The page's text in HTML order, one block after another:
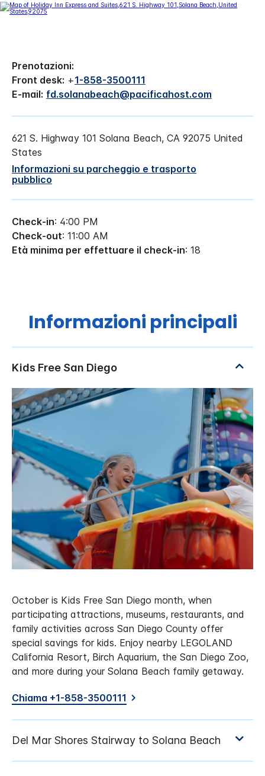
Prenotazioni:
Front desk: +1-858-3500111
E-mail: fd.solanabeach@pacificahost.com
621 S. Highway 101 Solana Beach, CA 92075 United
States
Informazioni su parcheggio e trasporto
pubblico
Check-in: 4:00 PM
Check-out: 11:00 AM
Età minima per effettuare il check-in: 18
Informazioni principali
October is Kids Free San Diego month, when
participating attractions, museums, restaurants, and
family activities across San Diego County offer
special savings for kids. Enjoy nearby LEGOLAND
California Resort, Birch Aquarium, the San Diego Zoo,
and more during your Solana Beach family getaway.
Chiama +1-858-3500111